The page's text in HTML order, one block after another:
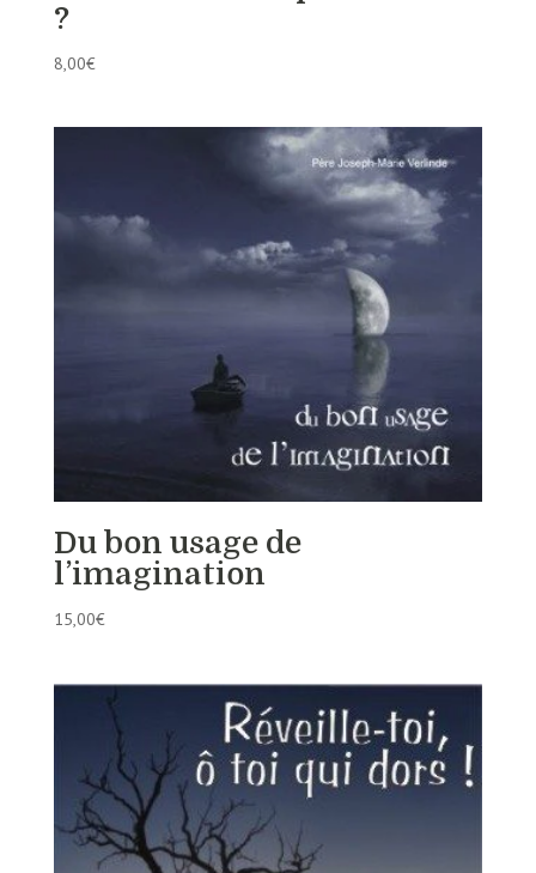
?
8,00€
Du bon usage de
l’imagination
15,00€